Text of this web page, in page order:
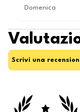
Domenica
Scrivi una